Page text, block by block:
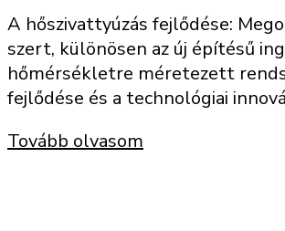
A hőszivattyúzás fejlődése:
szert, különösen az új építésű
hőmérsékletre méretezett
fejlődése és a technológiai
Tovább olvasom